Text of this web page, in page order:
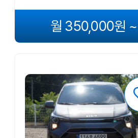
월 350,000원 ~